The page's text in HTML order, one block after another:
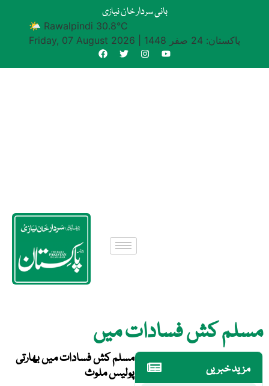
بانی سردار خان نیازی
🌤 Rawalpindi 30.8°C
Friday, 07 August 2026
پاکستان: 24 صفر 1448
مسلم کش فسادات میں
مزید خبریں
مسلم کش فسادات میں بھارتی
پولیس ملوث